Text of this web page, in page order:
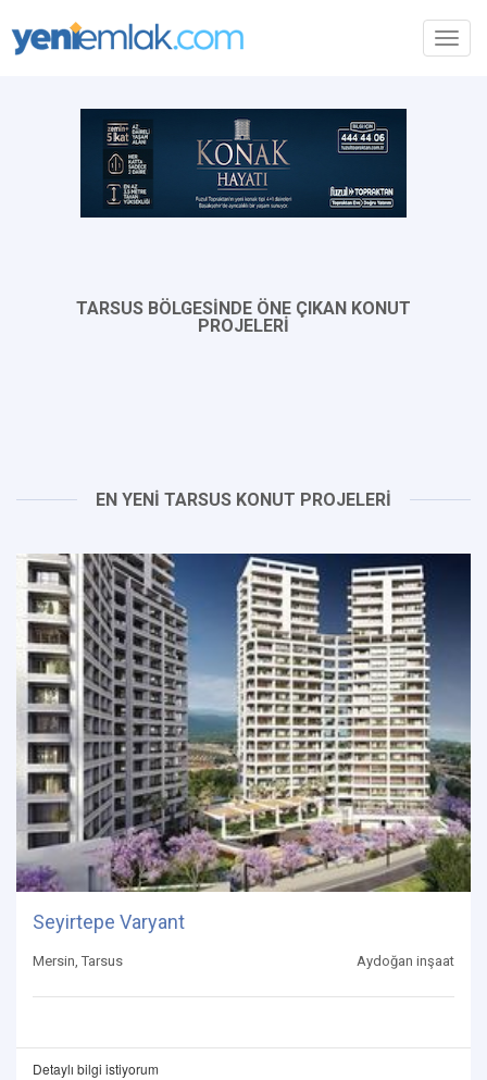
TARSUS BÖLGESİNDE ÖNE ÇIKAN KONUT
PROJELERİ
EN YENİ TARSUS KONUT PROJELERİ
Seyirtepe Varyant
Mersin, Tarsus Aydoğan inşaat
Detaylı bilgi istiyorum